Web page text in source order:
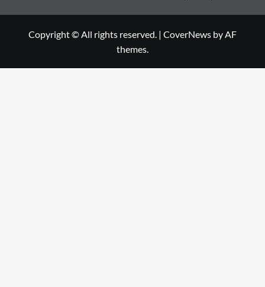
Copyright © All rights reserved. | CoverNews by AF
themes.